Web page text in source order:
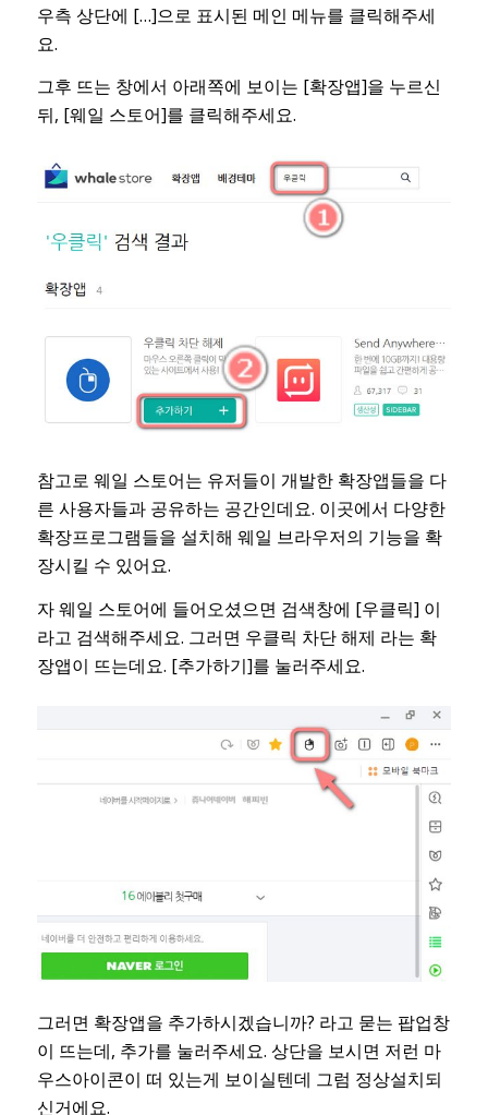
우측 상단에 […]으로 표시된 메인 메뉴를 클릭해주세
요.
그후 뜨는 창에서 아래쪽에 보이는 [확장앱]을 누르신
뒤, [웨일 스토어]를 클릭해주세요.
참고로 웨일 스토어는 유저들이 개발한 확장앱들을 다
른 사용자들과 공유하는 공간인데요. 이곳에서 다양한
확장프로그램들을 설치해 웨일 브라우저의 기능을 확
장시킬 수 있어요.
자 웨일 스토어에 들어오셨으면 검색창에 [우클릭] 이
라고 검색해주세요. 그러면 우클릭 차단 해제 라는 확
장앱이 뜨는데요. [추가하기]를 눌러주세요.
그러면 확장앱을 추가하시겠습니까? 라고 묻는 팝업창
이 뜨는데, 추가를 눌러주세요. 상단을 보시면 저런 마
우스아이콘이 떠 있는게 보이실텐데 그럼 정상설치되
신거에요.